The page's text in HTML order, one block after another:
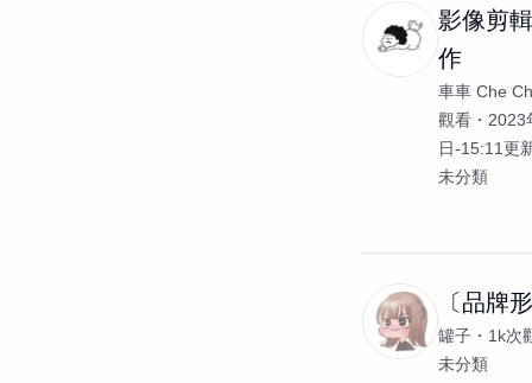
影像剪
作
車車 Che
觀看
2023
日-15:11更
未分類
〔品牌
罐子
1k次
未分類